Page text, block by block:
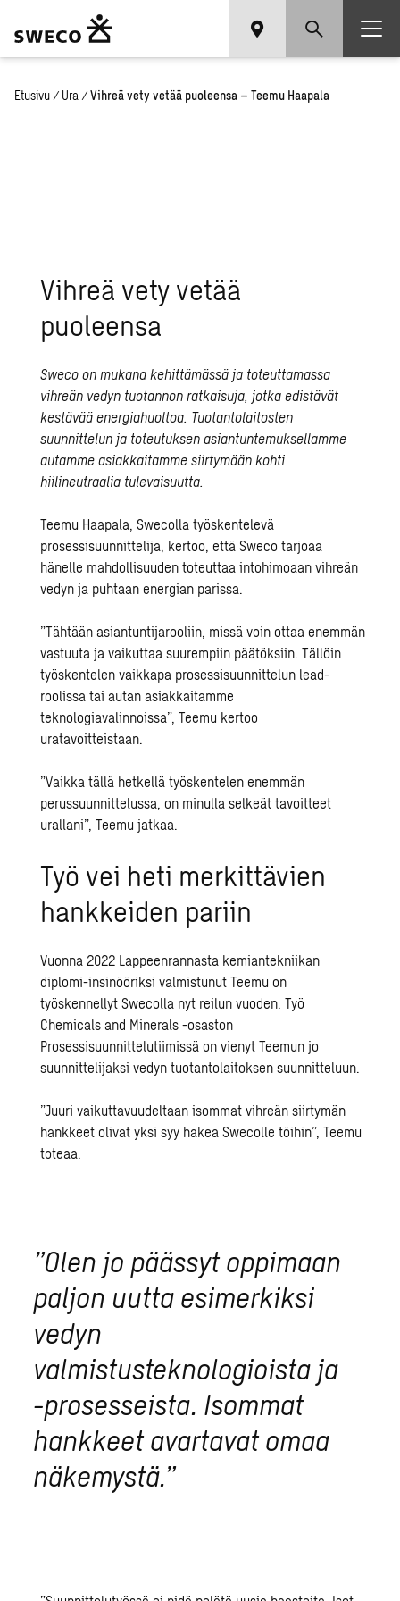
Etusivu / Ura / Vihreä vety vetää puoleensa – Teemu Haapala
Vihreä vety vetää
puoleensa
Sweco on mukana kehittämässä ja toteuttamassa
vihreän vedyn tuotannon ratkaisuja, jotka edistävät
kestävää energiahuoltoa. Tuotantolaitosten
suunnittelun ja toteutuksen asiantuntemuksellamme
autamme asiakkaitamme siirtymään kohti
hiilineutraalia tulevaisuutta.
Teemu Haapala, Swecolla työskentelevä
prosessisuunnittelija, kertoo, että Sweco tarjoaa
hänelle mahdollisuuden toteuttaa intohimoaan vihreän
vedyn ja puhtaan energian parissa.
”Tähtään asiantuntijarooliin, missä voin ottaa enemmän
vastuuta ja vaikuttaa suurempiin päätöksiin. Tällöin
työskentelen vaikkapa prosessisuunnittelun lead-
roolissa tai autan asiakkaitamme
teknologiavalinnoissa”, Teemu kertoo
uratavoitteistaan.
”Vaikka tällä hetkellä työskentelen enemmän
perussuunnittelussa, on minulla selkeät tavoitteet
urallani”, Teemu jatkaa.
Työ vei heti merkittävien
hankkeiden pariin
Vuonna 2022 Lappeenrannasta kemiantekniikan
diplomi-insinööriksi valmistunut Teemu on
työskennellyt Swecolla nyt reilun vuoden. Työ
Chemicals and Minerals -osaston
Prosessisuunnittelutiimissä on vienyt Teemun jo
suunnittelijaksi vedyn tuotantolaitoksen suunnitteluun.
”Juuri vaikuttavuudeltaan isommat vihreän siirtymän
hankkeet olivat yksi syy hakea Swecolle töihin”, Teemu
toteaa.
”Olen jo päässyt oppimaan
paljon uutta esimerkiksi
vedyn
valmistusteknologioista ja
-prosesseista. Isommat
hankkeet avartavat omaa
näkemystä.”